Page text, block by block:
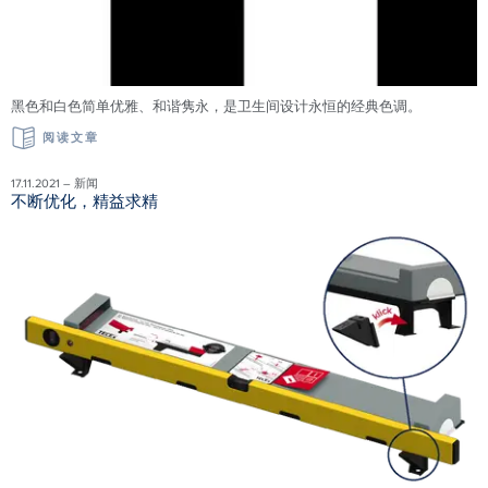
黑色和白色简单优雅、和谐隽永，是卫生间设计永恒的经典色调。
阅读文章
17.11.2021 – 新闻
不断优化，精益求精